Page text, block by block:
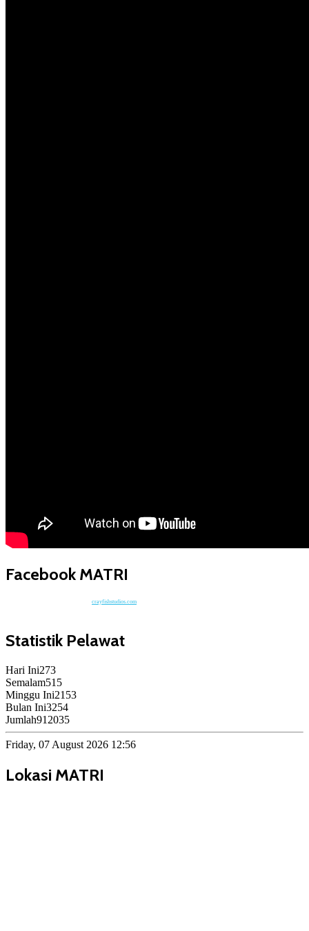
Facebook MATRI
crayfishstudios.com
Statistik Pelawat
Hari Ini273
Semalam515
Minggu Ini2153
Bulan Ini3254
Jumlah912035
Friday, 07 August 2026 12:56
Lokasi MATRI